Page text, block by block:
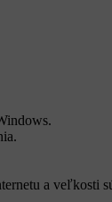
a veľkosti